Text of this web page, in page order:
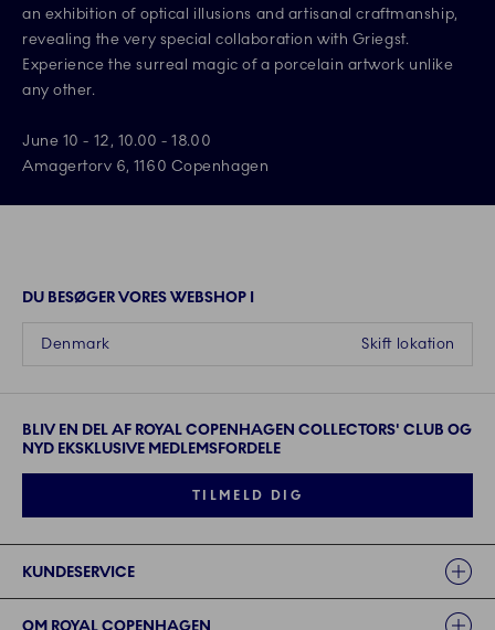
an exhibition of optical illusions and artisanal craftmanship,
revealing the very special collaboration with Griegst.
Experience the surreal magic of a porcelain artwork unlike
any other.
June 10 - 12, 10.00 - 18.00
Amagertorv 6, 1160 Copenhagen
DU BESØGER VORES WEBSHOP I
Skift lokation
Denmark
BLIV EN DEL AF ROYAL COPENHAGEN COLLECTORS' CLUB OG
NYD EKSKLUSIVE MEDLEMSFORDELE
TILMELD DIG
KUNDESERVICE
OM ROYAL COPENHAGEN